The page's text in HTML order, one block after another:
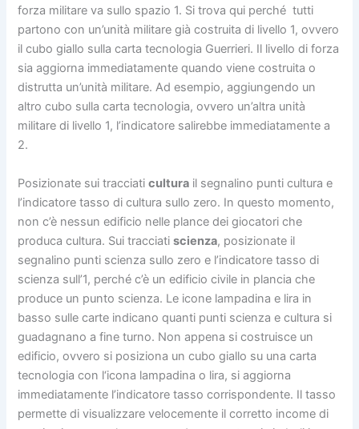
forza militare va sullo spazio 1. Si trova qui perché tutti
partono con un’unità militare già costruita di livello 1, ovvero
il cubo giallo sulla carta tecnologia Guerrieri. Il livello di forza
sia aggiorna immediatamente quando viene costruita o
distrutta un’unità militare. Ad esempio, aggiungendo un
altro cubo sulla carta tecnologia, ovvero un’altra unità
militare di livello 1, l’indicatore salirebbe immediatamente a
2.
Posizionate sui tracciaticultura il segnalino punti cultura e
l’indicatore tasso di cultura sullo zero. In questo momento,
non c’è nessun edificio nelle plance dei giocatori che
produca cultura. Sui tracciatiscienza, posizionate il
segnalino punti scienza sullo zero e l’indicatore tasso di
scienza sull’1, perché c’è un edificio civile in plancia che
produce un punto scienza. Le icone lampadina e lira in
basso sulle carte indicano quanti punti scienza e cultura si
guadagnano a fine turno. Non appena si costruisce un
edificio, ovvero si posiziona un cubo giallo su una carta
tecnologia con l‘icona lampadina o lira, si aggiorna
immediatamente l’indicatore tasso corrispondente. Il tasso
permette di visualizzare velocemente il corretto income di